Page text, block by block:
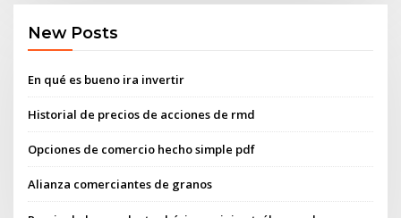
New Posts
En qué es bueno ira invertir
Historial de precios de acciones de rmd
Opciones de comercio hecho simple pdf
Alianza comerciantes de granos